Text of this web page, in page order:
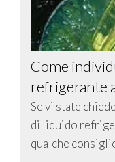
Come
refrigerante
Se vi state
di liquido
qualche